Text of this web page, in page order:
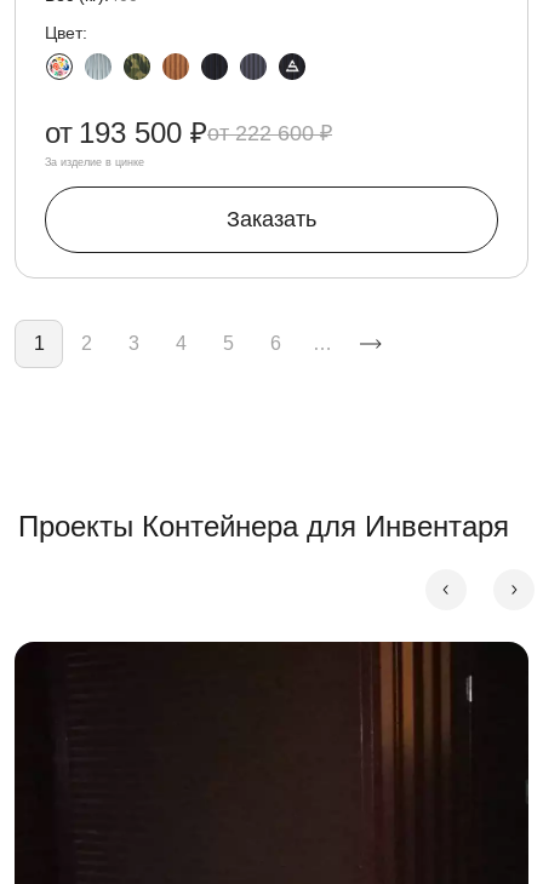
Цвет:
222 600 ₽
от 193 500 ₽
За изделие в цинке
Заказать
Нумерация страниц
1 2 3 4 5 6 …
Проекты Контейнера для Инвентаря